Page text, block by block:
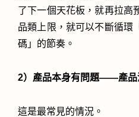
了下一個天花板，就再拉高
品類上限，就可以不斷循
碼」的節奏。
2）產品本身有問題——產品
這是最常見的情況。